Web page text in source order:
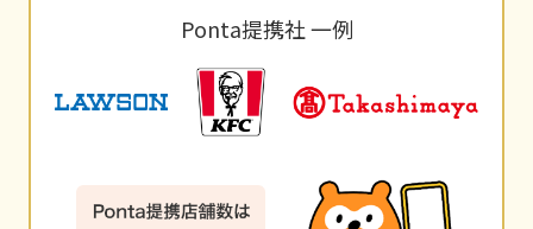
Ponta提携社 一例